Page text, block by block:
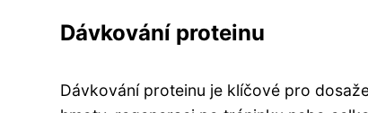
Dávkování proteinu
Dávkování proteinu je klíčové pro